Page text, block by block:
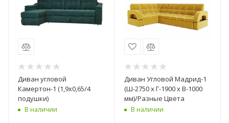
Диван угловой
Камертон-1 (1,9х0,65/4
подушки)
В наличии
Диван Угловой Мадрид-1
(Ш-2750 х Г-1900 х В-1000
мм)/Разные Цвета
В наличии